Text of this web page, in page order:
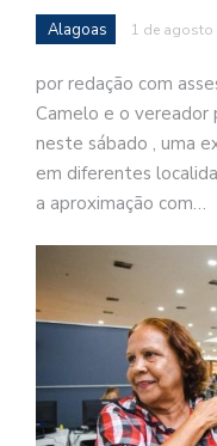
Alagoas 1 de agosto
por redação com
Camelo e o vereador
neste sábado , uma
em diferentes
a aproximação com…